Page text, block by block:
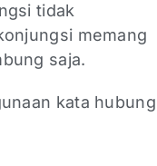
tidak
memang
saja.
kata hubung